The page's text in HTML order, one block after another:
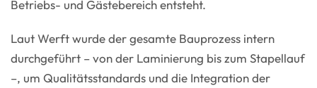
Betriebs- und Gästebereich entsteht.
Laut Werft wurde der gesamte Bauprozess intern
durchgeführt – von der Laminierung bis zum Stapellauf
–, um Qualitätsstandards und die Integration der